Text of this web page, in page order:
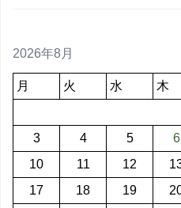
2026年8月
月 火 水 木
3
4 5 6
10
11 12
17
18 19